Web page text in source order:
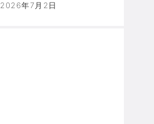
2026年7月2日